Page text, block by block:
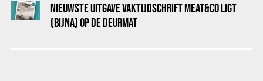
NIEUWSTE UITGAVE VAKTIJDSCHRIFT MEAT&CO LIGT
(BIJNA) OP DE DEURMAT